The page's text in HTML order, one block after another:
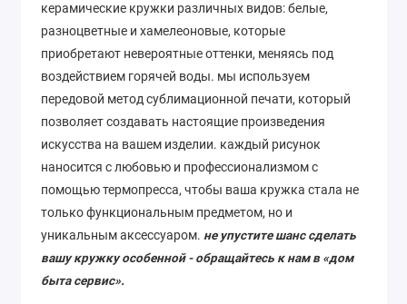
керамические кружки различных видов: белые,
разноцветные и хамелеоновые, которые
приобретают невероятные оттенки, меняясь под
воздействием горячей воды. мы используем
передовой метод сублимационной печати, который
позволяетсоздавать настоящие произведения
искусства на вашем изделии. каждый рисунок
наносится с любовью и профессионализмом с
помощью термопресса, чтобы ваша кружка стала не
только функциональным предметом, но и
уникальным аксессуаром. не упустите шанс сделать
вашу кружку особенной - обращайтесь к нам в «дом
быта сервис».